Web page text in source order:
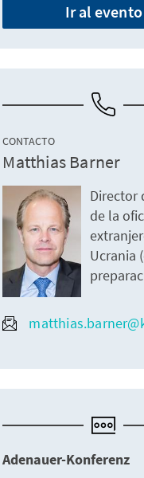
Ir al evento
CONTACTO
Matthias Barner
Director
de la
Ucrania
Adenauer-Konferenz